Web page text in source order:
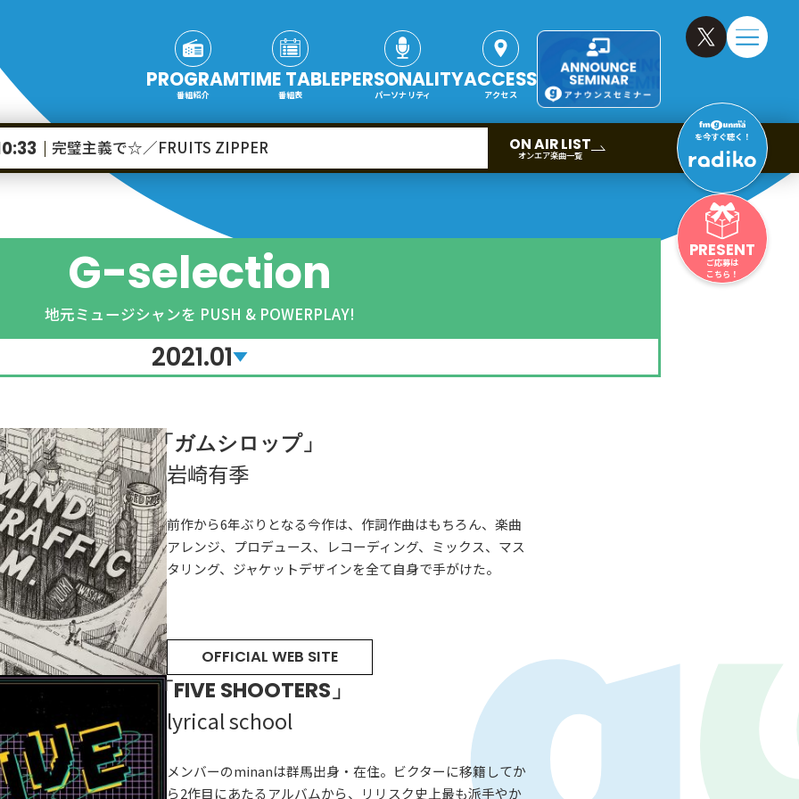
ON AIR LIST
オンエア楽曲一覧
完璧主義で☆／FRUITS ZIPPER
PROGRAM
番組紹介
TIME TABLE
番組表
PERSONALITY
パーソナリティ
ACCESS
アクセス
HOT NEWS最新情報 POWER PLAY パワープレイ
GUEST ゲスト情報 G-Selection G-Selection
SPECIAL STAY TUNED! STAY TUNED!バックナンバー
を今すぐ聴く！
PRESENT
ご応募は
こちら！
G-selection
地元ミュージシャンを PUSH & POWERPLAY!
2021.01
「ガムシロップ」
岩崎有季
前作から6年ぶりとなる今作は、作詞作曲はもちろん、楽曲
アレンジ、プロデュース、レコーディング、ミックス、マス
タリング、ジャケットデザインを全て自身で手がけた。
OFFICIAL WEB SITE
「FIVE SHOOTERS」
lyrical school
メンバーのminanは群馬出身・在住。ビクターに移籍してか
ら2作目にあたるアルバムから、リリスク史上最も派手やか